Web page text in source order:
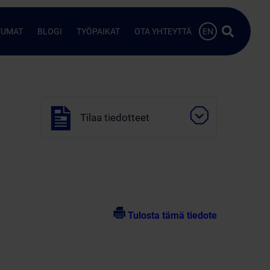
BLOGI TYÖPAIKAT OTA YHTEYTTÄ EN Hae…
Tilaa tiedotteet
Tulosta tämä tiedote